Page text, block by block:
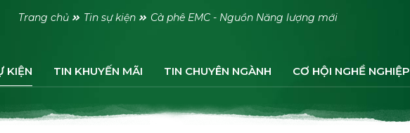
Trang chủ Tin sự kiện Cà phê EMC - Nguồn Năng lượng mới
KIỆN TIN KHUYẾN MÃI TIN CHUYÊN NGÀNH CƠ HỘI NGHỀ NGHIỆP